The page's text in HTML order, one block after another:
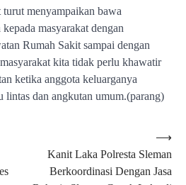
menyampaikan bawa
masyarakat dengan
Rumah Sakit sampai dengan
kita tidak perlu khawatir
ketika anggota keluarganya
lintas dan angkutan umum.(parang)
Kanit Laka Polresta Sleman
Berkoordinasi Dengan Jasa
⟶